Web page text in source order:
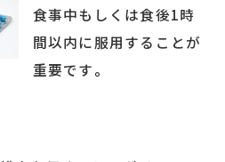
食事中もしくは食後1時
間以内に服用することが
重要です。